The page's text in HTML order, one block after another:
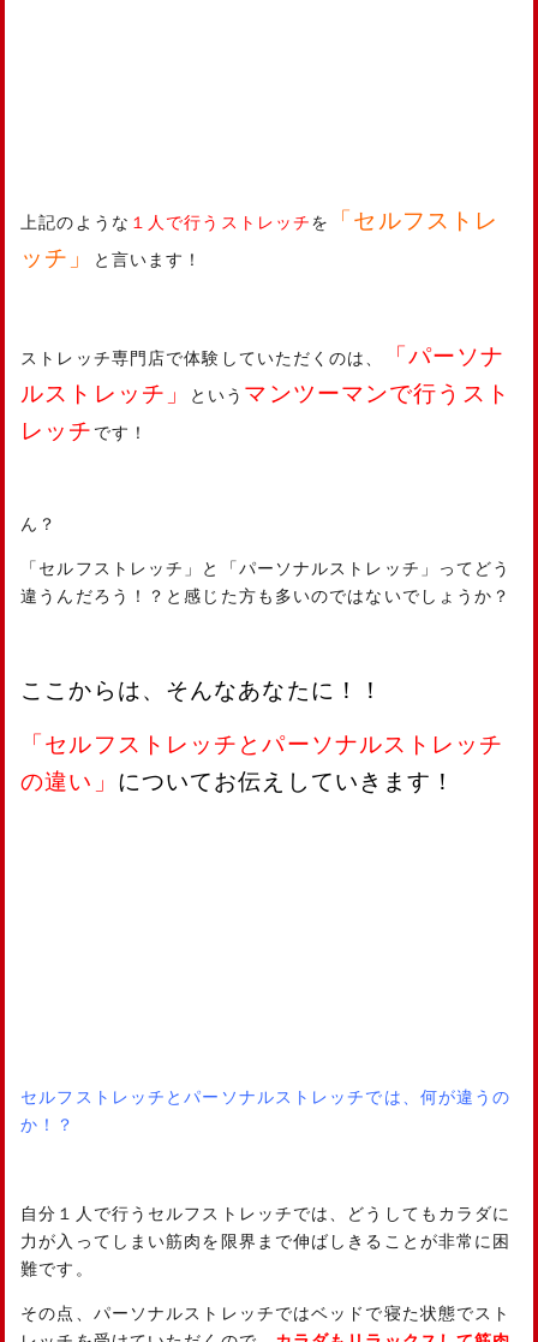
上記のような １人で行うストレッチを
「セルフストレ
ッチ」
と言います！
ストレッチ専門店で体験していただくのは、
「パーソナ
ルストレッチ」
という マンツーマンで行うスト
レッチ です！
ん？
「セルフストレッチ」と「パーソナルストレッチ」ってどう
違うんだろう！？と感じた方も多いのではないでしょうか？
ここからは、そんなあなたに！！
「セルフストレッチとパーソナルストレッチ
の違い」 についてお伝えしていきます！
セルフストレッチとパーソナルストレッチでは、何が違うの
か！？
自分１人で行うセルフストレッチでは、どうしてもカラダに
力が入ってしまい筋肉を限界まで伸ばしきることが非常に困
難です。
その点、パーソナルストレッチではベッドで寝た状態でスト